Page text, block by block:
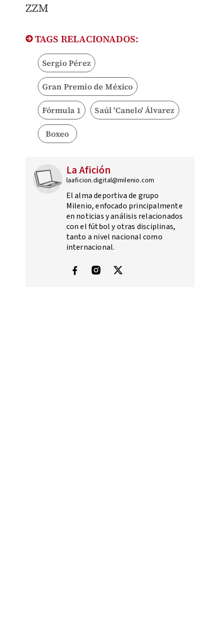
ZZM
TAGS RELACIONADOS:
Sergio Pérez
Gran Premio de México
Fórmula 1 Saúl 'Canelo' Álvarez
Boxeo
La Afición
laaficion.digital@milenio.com
El alma deportiva de grupo
Milenio, enfocado principalmente
en noticias y análisis relacionados
con el fútbol y otras disciplinas,
tanto a nivel nacional como
internacional.